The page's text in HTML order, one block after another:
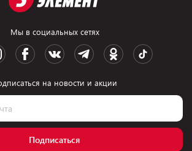
Мы в социальных сетях
на новости и акции
Подписаться